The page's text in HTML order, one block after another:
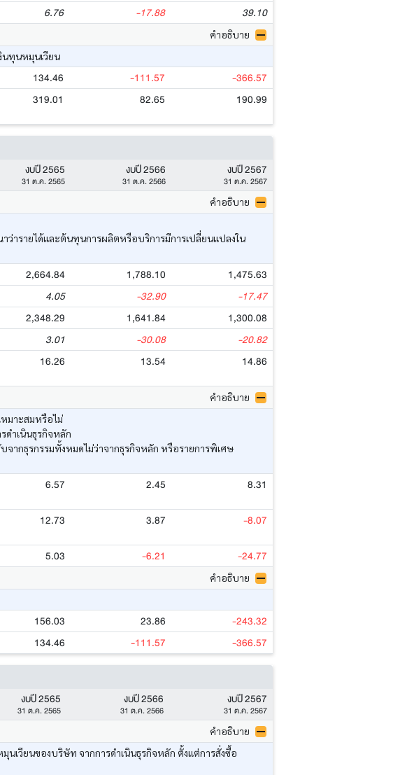
6.76 -17.88 39.10
คำอธิบาย
นทุนหมุนเวียน
134.46 -111.57 -366.57
319.01 82.65 190.99
งบปี 2565
31 ต.ค. 2565
งบปี 2566
31 ต.ค. 2566
งบปี 2567
31 ต.ค. 2567
คำอธิบาย
ารายได้และต้นทุนการผลิตหรือบริการมีการเปลี่ยนแปลงใน
2,664.84 1,788.10 1,475.63
4.05 -32.90 -17.47
2,348.29 1,641.84 1,300.08
3.01 -30.08 -20.82
16.26 13.54 14.86
คำอธิบาย
มาะสมหรือไม่
ดำเนินธุรกิจหลัก
ากธุรกรรมทั้งหมดไม่ว่าจากธุรกิจหลัก หรือรายการพิเศษ
6.57 2.45 8.31
12.73 3.87 -8.07
5.03 -6.21 -24.77
คำอธิบาย
156.03 23.86 -243.32
134.46 -111.57 -366.57
งบปี 2565
31 ต.ค. 2565
งบปี 2566
31 ต.ค. 2566
งบปี 2567
31 ต.ค. 2567
คำอธิบาย
เวียนของบริษัท จากการดำเนินธุรกิจหลัก ตั้งแต่การสั่งซื้อ